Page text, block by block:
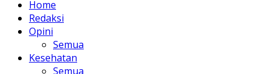
Home
Redaksi
Opini
Semua
Kesehatan
Semua